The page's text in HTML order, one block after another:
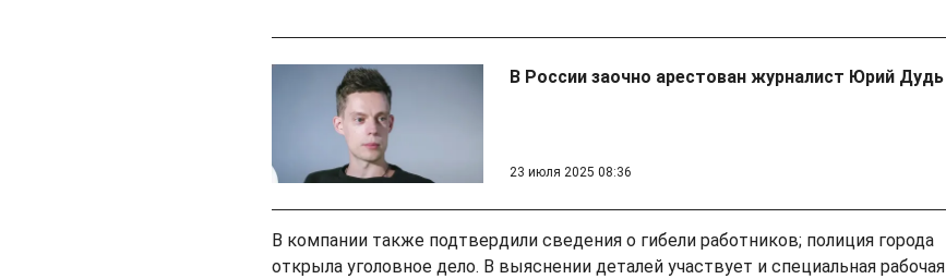
В России заочно арестован журналист Юрий Дудь
23 июля 2025 08:36
В компании также подтвердили сведения о гибели работников; полиция города
открыла уголовное дело. В выяснении деталей участвует и специальная рабочая